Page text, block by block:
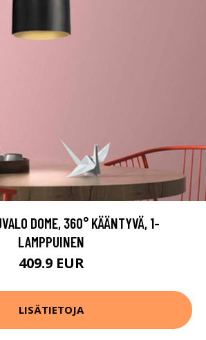
DOME, 360° KÄÄNTYVÄ, 1-
LAMPPUINEN
409.9 EUR
LISÄTIETOJA